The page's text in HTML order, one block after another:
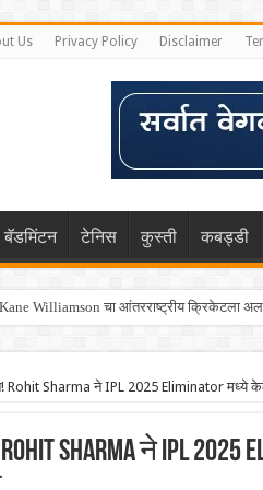
Us Privacy Policy Disclaimer
बॅडमिंटन टेनिस कुस्ती कबड्डी
Williamson चा आंतरराष्ट्रीय क्रिकेटला
Rohit Sharma ने IPL 2025 Eliminator मध्ये केले
Sharma ने IPL